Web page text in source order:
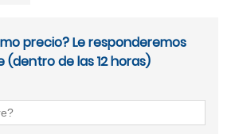
precio? Le responderemos
(dentro de las 12 horas)